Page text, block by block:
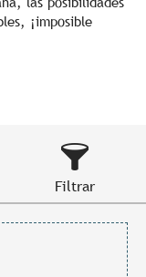
¡imposible
Filtrar